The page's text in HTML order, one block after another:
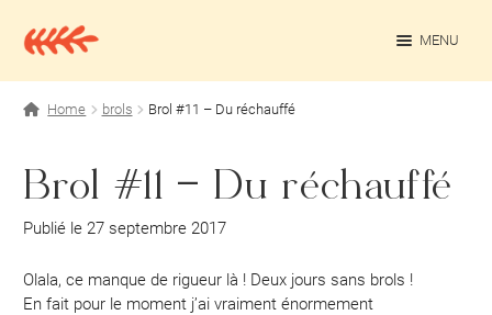
à
au
MENU
Projets personnels
Home brols Brol #11 – Du réchauffé
Brol #11 – Du réchauffé
Publié le 27 septembre 2017
Olala, ce manque de rigueur là ! Deux jours sans brols !
En fait pour le moment j’ai vraiment énormement